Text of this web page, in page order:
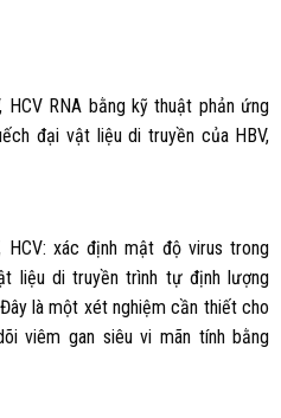
HCV RNA bằng kỹ thuật phản ứng
đại vật liệu di truyền của HBV,
xác định mật độ virus trong
liệu di truyền trình tự định lượng
là một xét nghiệm cần thiết cho
viêm gan siêu vi mãn tính bằng